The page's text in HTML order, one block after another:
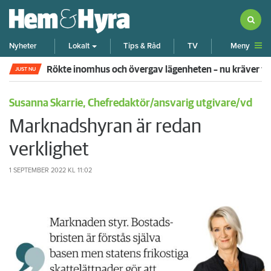
Nyheter Lokalt Tips & Råd TV Meny
JUST NU Rökte inomhus och övergav lägenheten – nu kräver
Susanna Skarrie, Chefredaktör/ansvarig utgivare/vd
Marknadshyran är redan
verklighet
1 SEPTEMBER 2022 KL 11:02